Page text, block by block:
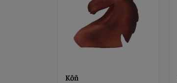
Koník farebný